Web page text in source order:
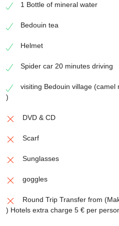
1 Bottle of mineral water
Bedouin tea
Helmet
Spider car 20 minutes driving
visiting Bedouin village
)
DVD & CD
Scarf
Sunglasses
goggles
Round Trip Transfer from
) Hotels extra charge 5 € per